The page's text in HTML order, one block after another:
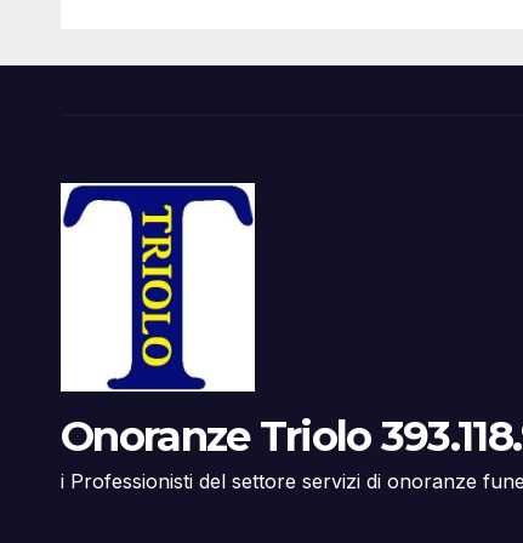
Onoranze Triolo
i Professionisti del settore servizi di onoranze